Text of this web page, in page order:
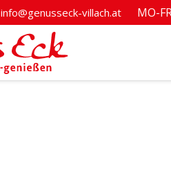
info@genusseck-villach.at MO-